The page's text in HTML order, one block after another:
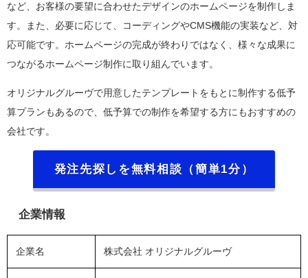
など、お客様の要望に合わせたデザインのホームページを制作しま
す。また、必要に応じて、コーディングやCMS機能の実装など、対
応可能です。ホームページの完成が終わりではなく、様々な成果に
つながるホームページ制作に取り組んでいます。
オリジナルグルーヴで用意したテンプレートをもとに制作する低予
算プランもあるので、低予算での制作を希望する方にもおすすめの
会社です。
発注先探しを無料相談（簡単1分）
企業情報
企業名 株式会社 オリジナルグルーヴ